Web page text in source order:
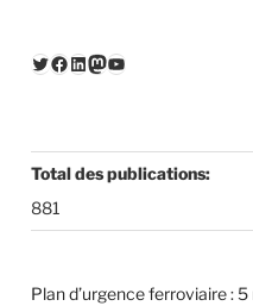
Twitter
Facebook
LinkedIn
Mastodon
YouTube
Total des publications:
881
Plan d’urgence ferroviaire :